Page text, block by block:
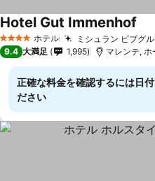
4 ホテルのランク
ホテル ミシュラン ビブグ
Hotel Gut Immenhof
9.4 大満足 1,995 マレンテ,
正確な料金を確認するには日
ださい